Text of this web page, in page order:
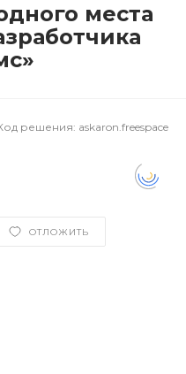
места
решения: askaron.freespace
ОТЛОЖИТЬ